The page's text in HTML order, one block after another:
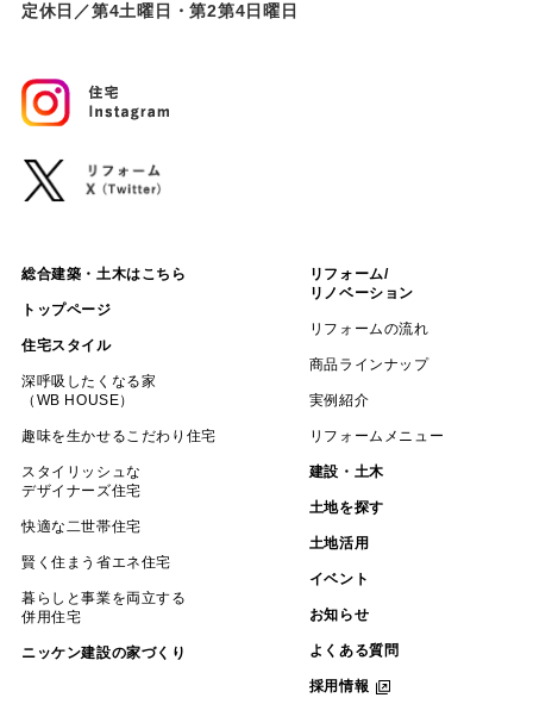
定休日／第4土曜日・第2第4日曜日
総合建築・土木はこちら
トップページ
住宅スタイル
深呼吸したくなる家
（WB HOUSE）
趣味を生かせるこだわり住宅
スタイリッシュな
デザイナーズ住宅
快適な二世帯住宅
賢く住まう省エネ住宅
暮らしと事業を両立する
併用住宅
ニッケン建設の家づくり
リフォーム/
リノベーション
リフォームの流れ
商品ラインナップ
実例紹介
リフォームメニュー
建設・土木
土地を探す
土地活用
イベント
お知らせ
よくある質問
採用情報